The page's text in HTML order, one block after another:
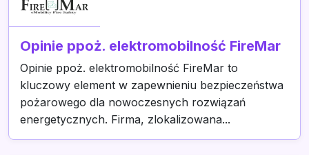
Opinie ppoż. elektromobilność FireMar
Opinie ppoż. elektromobilność FireMar to
kluczowy element w zapewnieniu bezpieczeństwa
pożarowego dla nowoczesnych rozwiązań
energetycznych. Firma, zlokalizowana...